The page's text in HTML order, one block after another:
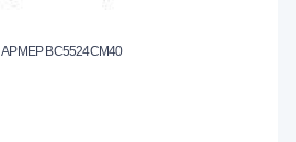
АРМЕР ВС5524СМ40